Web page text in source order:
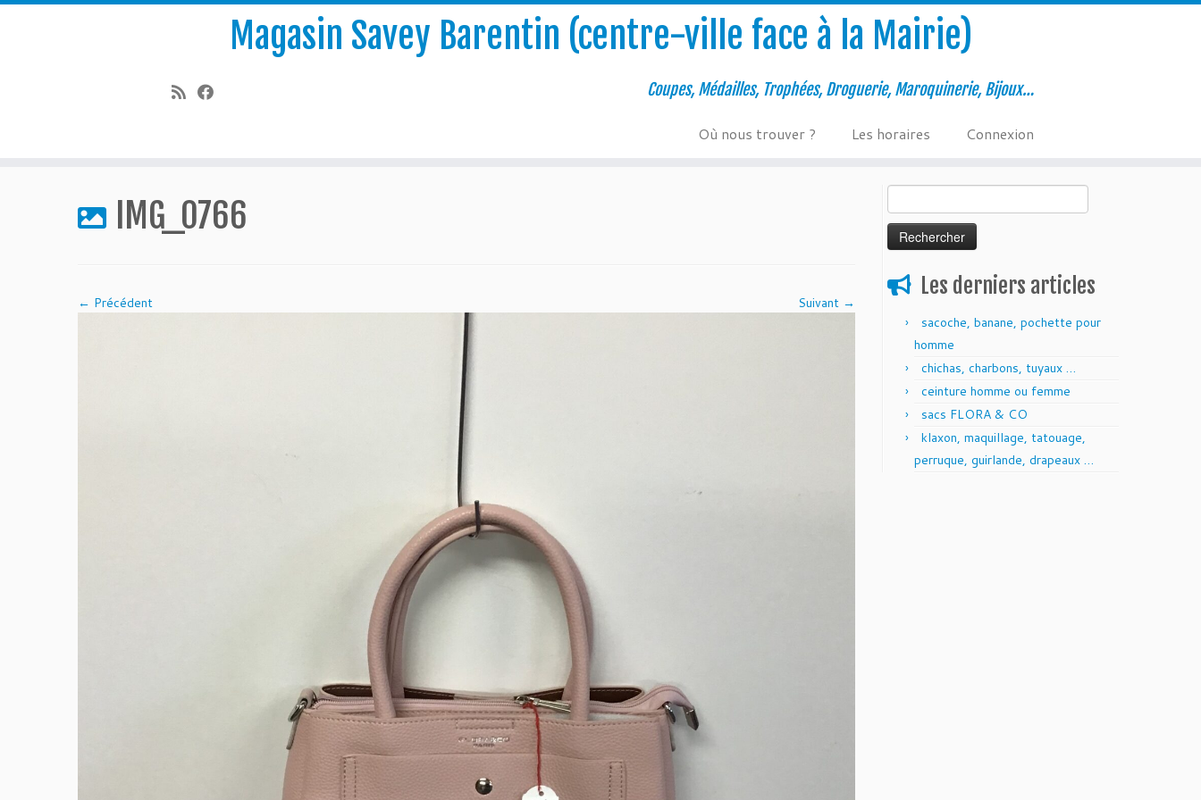
Magasin Savey Barentin (centre-ville face à la Mairie)
Coupes, Médailles, Trophées, Droguerie, Maroquinerie, Bijoux…
Où nous trouver ? Les horaires Connexion
IMG_0766
← Précédent Suivant →
Les derniers articles
sacoche, banane, pochette pour
homme
chichas, charbons, tuyaux …
ceinture homme ou femme
sacs FLORA & CO
klaxon, maquillage, tatouage,
perruque, guirlande, drapeaux …